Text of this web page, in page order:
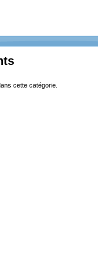
cette catégorie.